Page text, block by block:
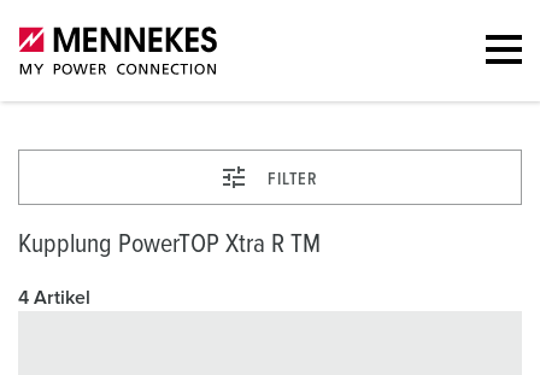
FILTER
Kupplung PowerTOP Xtra R TM
4 Artikel